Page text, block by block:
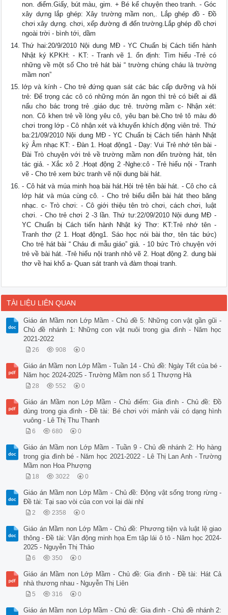
non. điểm.Giấy, bút màu, gim. + Bé kể chuyện theo tranh. - Góc
xây dựng lắp ghép: Xây trường mầm non,. Lắp ghép đồ - Đồ
chơi xây dựng. chơi, xếp đường đi đến trường.Lắp ghép đồ chơi
ngoài trời - bình tới, dầm
Thứ hai:20/9/2010 Nội dung MĐ - YC Chuẩn bị Cách tiến hành
Nhật ký KPKH: - KT: - Tranh vẽ 1. ổn định: Tìm hiểu -Trẻ có
những về một số Cho trẻ hát bài “ trường chúng cháu là trường
mầm non”
lớp và kính - Cho trẻ đứng quan sát các bác cấp dưỡng và hỏi
trẻ: Để trọng các cô có những món ăn ngon thì trẻ có biết ai đã
nấu cho bác trong trẻ .giáo dục trẻ. trường mầm c- Nhận xét:
non. Cô khen trẻ về lòng yêu cô, yêu bạn bè.Cho trẻ tô màu đò
chơi trong lớp - Cô nhận xét và khuyến khích động viên trẻ. Thứ
ba:21/09/2010 Nội dung MĐ - YC Chuẩn bị Cách tiến hành Nhật
ký Âm nhạc KT: - Đàn 1. Hoạt động1 - Dạy: Vui Trẻ nhớ tên bài -
Đài Trò chuyện với trẻ về trường mầm non đến trường hát, tên
tác giả. - Xắc xô 2 .Hoạt động 2 -Nghe:cô - Trẻ hiểu nội - Tranh
vẽ - Cho trẻ xem bức tranh vẽ nội dung bài hát.
- Cô hát và múa minh hoạ bài hát.Hỏi trẻ tên bài hát. - Cô cho cả
lớp hát và múa cùng cô. - Cho trẻ biểu diễn bài hát theo băng
nhạc. c- Trò chơi: - Cô giới thiệu tên trò chơi, cách chơi, luật
chơi. - Cho trẻ chơi 2 -3 lần. Thứ tư:22/09/2010 Nội dung MĐ -
YC Chuẩn bị Cách tiến hành Nhật ký Thơ: KT:Trẻ nhớ tên -
Tranh thơ (2 1. Hoạt động1. Sáo học nói bài thơ, tên tác bức)
Cho trẻ hát bài “ Cháu đi mẫu giáo” giả. - 10 bức Trò chuyện với
trẻ về bài hát. -Trẻ hiểu nội tranh nhỏ vẽ 2. Hoạt động 2. dung bài
thơ về hai khổ a- Quan sát tranh và đàm thoại tranh.
TÀI LIỆU LIÊN QUAN
Giáo án Mầm non Lớp Mầm - Chủ đề 5: Những con vật gần gũi -
Chủ đề nhánh 1: Những con vật nuôi trong gia đình - Năm học
2021-2022
26 908 0
Giáo án Mầm non Lớp Mầm - Tuần 14 - Chủ đề: Ngày Tết của bé -
Năm học 2024-2025 - Trường Mầm non số 1 Thượng Hà
28 552 0
Giáo án Mầm non Lớp Mầm - Chủ điểm: Gia đình - Chủ đề: Đồ
dùng trong gia đình - Đề tài: Bé chơi với mảnh vải có dạng hình
vuông - Lê Thị Thu Thanh
6 680 0
Giáo án Mầm non Lớp Mầm - Tuần 9 - Chủ đề nhánh 2: Họ hàng
trong gia đình bé - Năm học 2021-2022 - Lê Thị Lan Anh - Trường
Mầm non Hoa Phượng
18 3022 0
Giáo án Mầm non Lớp Mầm - Chủ đề: Động vật sống trong rừng -
Đề tài: Tại sao vòi của con voi lại dài nhỉ
2 2358 0
Giáo án Mầm non Lớp Mầm - Chủ đề: Phương tiện và luật lệ giao
thông - Đề tài: Vận động minh họa Em tập lái ô tô - Năm học 2024-
2025 - Nguyễn Thị Thảo
6 350 0
Giáo án Mầm non Lớp Mầm - Chủ đề: Gia đình - Đề tài: Hát Cả
nhà thương nhau - Nguyễn Thị Liên
5 316 0
Giáo án Mầm non Lớp Mầm - Chủ đề: Gia đình - Chủ đề nhánh 2: